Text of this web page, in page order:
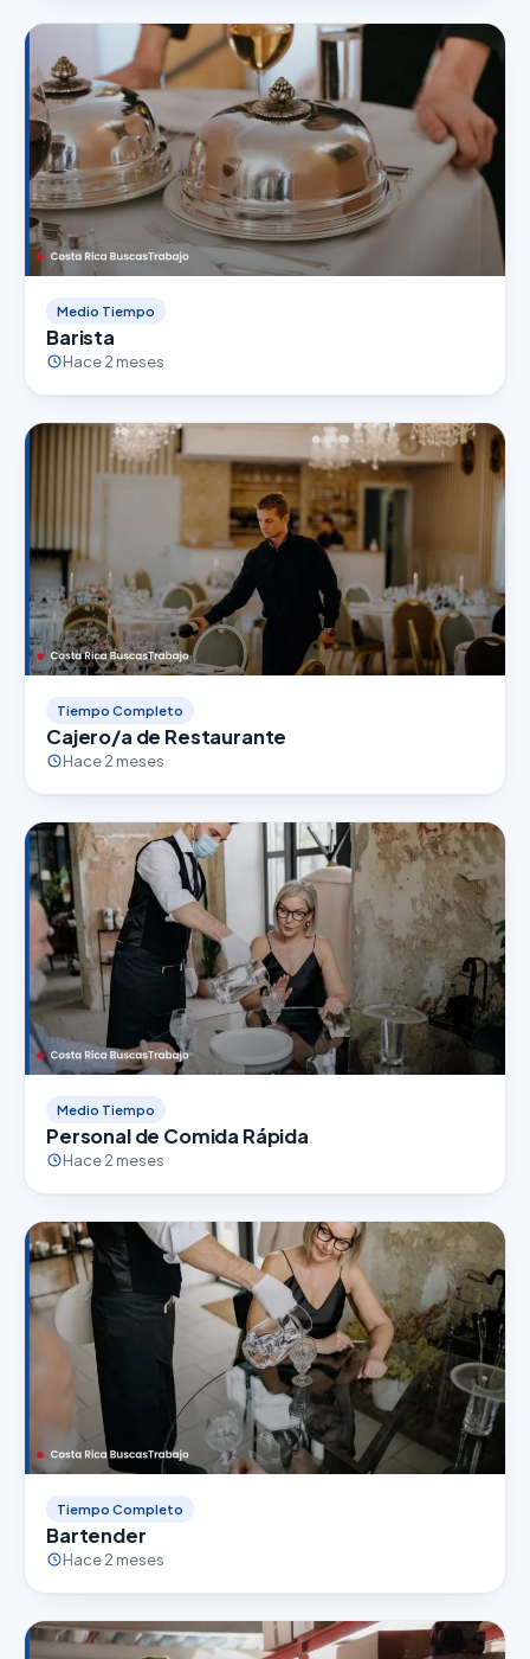
Medio Tiempo
Barista
Hace 2 meses
Tiempo Completo
Cajero/a de Restaurante
Hace 2 meses
Medio Tiempo
Personal de Comida Rápida
Hace 2 meses
Tiempo Completo
Bartender
Hace 2 meses